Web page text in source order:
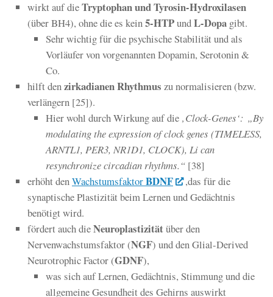
wirkt auf dieTryptophan und Tyrosin-Hydroxilasen
(über BH4), ohne die es kein5-HTPundL-Dopa gibt.
Sehr wichtig für die psychische Stabilität und als
Vorläufer von vorgenannten Dopamin, Serotonin &
Co.
hilft denzirkadianen Rhythmus zu normalisieren (bzw.
verlängern [25]).
Hier wohl durch Wirkung auf die ‚Clock-Genes‘: „By
modulating the expression of clock genes (TIMELESS,
ARNTL1, PER3, NR1D1, CLOCK), Li can
resynchronize circadian rhythms.“ [38]
erhöht denWachstumsfaktorBDNF
,das für die
synaptische Plastizität beim Lernen und Gedächtnis
benötigt wird.
fördert auch dieNeuroplastizitätüber den
Nervenwachstumsfaktor (NGF) und den Glial-Derived
Neurotrophic Factor (GDNF),
was sich auf Lernen, Gedächtnis, Stimmung und die
allgemeine Gesundheit des Gehirns auswirkt